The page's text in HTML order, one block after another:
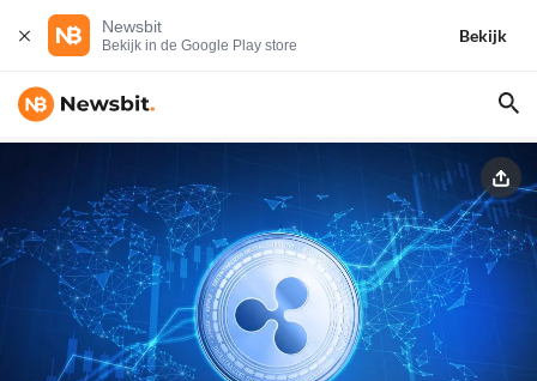
Newsbit
Bekijk in de Google Play store
Bekijk